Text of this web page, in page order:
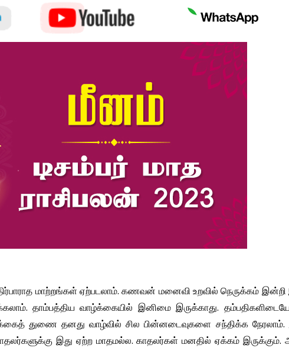
மாற்றங்கள் ஏற்படலாம். கணவன் மனைவி உறவில் நெருக்கம் இன்றி
தாம்பத்திய வாழ்க்கையில் இனிமை இருக்காது.
துணை தனது வாழ்வில் சில பின்னடைவுகளை சந்திக்க
இது ஏற்ற மாதமல்ல. காதலர்கள் மனதில் ஏக்கம் இருக்கும்.